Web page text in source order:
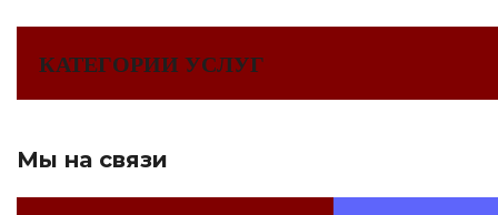
КАТЕГОРИИ УСЛУГ
Мы на связи